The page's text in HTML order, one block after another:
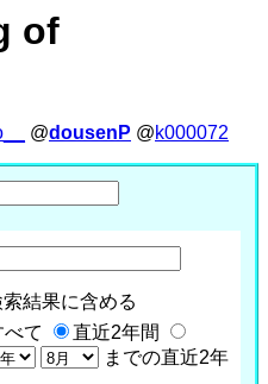
of
@dousenP @k000072
索結果に含める
べて
直近2年間
までの直近2年